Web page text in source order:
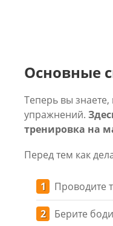
Основные
Теперь вы
упражнений.
тренировка на
Перед тем как
Проводите
Берите